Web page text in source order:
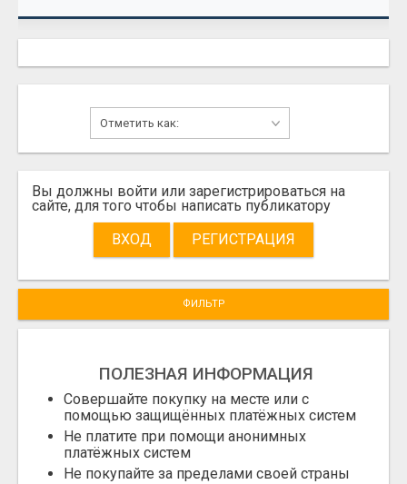
Вы должны войти или зарегистрироваться на
сайте, для того чтобы написать публикатору
ВХОД
РЕГИСТРАЦИЯ
ФИЛЬТР
ПОЛЕЗНАЯ ИНФОРМАЦИЯ
Совершайте покупку на месте или с
помощью защищённых платёжных систем
Не платите при помощи анонимных
платёжных систем
Не покупайте за пределами своей страны